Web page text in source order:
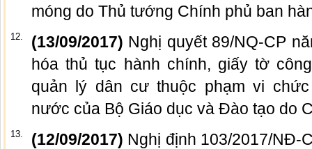
móng do Thủ tướng Chính phủ ban
12. (13/09/2017) Nghị quyết 89/NQ-CP
hóa thủ tục hành chính, giấy tờ
quản lý dân cư thuộc phạm vi
nước của Bộ Giáo dục và Đào tạo do
13. (12/09/2017) Nghị định 103/2017/NĐ-